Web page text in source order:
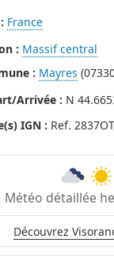
France
: Massif central
: Mayres
Arrivée : N
IGN : Ref.
Météo détaillée
Découvrez